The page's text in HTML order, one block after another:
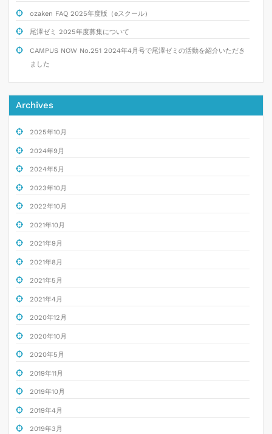
ozaken FAQ 2025年度版（eスクール）
尾澤ゼミ 2025年度募集について
CAMPUS NOW No.251 2024年4月号で尾澤ゼミの活動を紹介いただき
ました
Archives
2025年10月
2024年9月
2024年5月
2023年10月
2022年10月
2021年10月
2021年9月
2021年8月
2021年5月
2021年4月
2020年12月
2020年10月
2020年5月
2019年11月
2019年10月
2019年4月
2019年3月